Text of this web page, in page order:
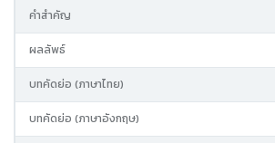
คำสำคัญ
ผลลัพธ์
บทคัดย่อ (ภาษาไทย)
บทคัดย่อ (ภาษาอังกฤษ)